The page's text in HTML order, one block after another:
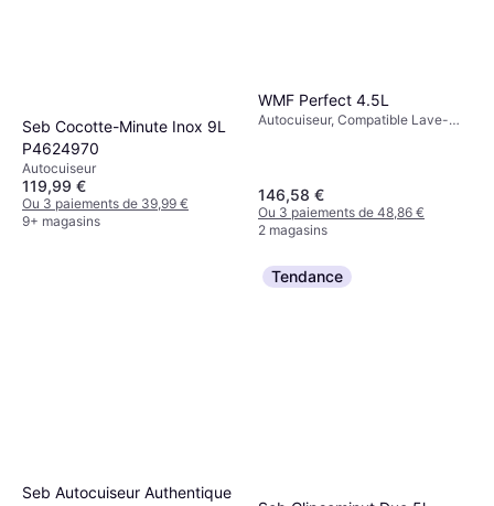
Seb Cocotte-Minute Inox 9L
P4624970
Autocuiseur
119,99 €
Ou 3 paiements de 39,99 €
9+ magasins
WMF Perfect 4.5L
Autocuiseur, Compatible Lave-
146,58 €
Ou 3 paiements de 48,86 €
2 magasins
Seb Autocuiseur Authentique
Tendance